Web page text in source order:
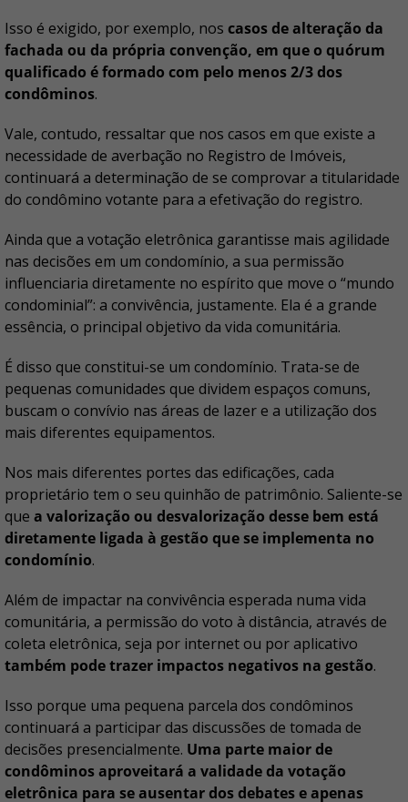
Isso é exigido, por exemplo, nos casos de alteração da
fachada ou da própria convenção, em que o quórum
qualificado é formado com pelo menos 2/3 dos
condôminos.
Vale, contudo, ressaltar que nos casos em que existe a
necessidade de averbação no Registro de Imóveis,
continuará a determinação de se comprovar a titularidade
do condômino votante para a efetivação do registro.
Ainda que a votação eletrônica garantisse mais agilidade
nas decisões em um condomínio, a sua permissão
influenciaria diretamente no espírito que move o “mundo
condominial”: a convivência, justamente. Ela é a grande
essência, o principal objetivo da vida comunitária.
É disso que constitui-se um condomínio. Trata-se de
pequenas comunidades que dividem espaços comuns,
buscam o convívio nas áreas de lazer e a utilização dos
mais diferentes equipamentos.
Nos mais diferentes portes das edificações, cada
proprietário tem o seu quinhão de patrimônio. Saliente-se
que a valorização ou desvalorização desse bem está
diretamente ligada à gestão que se implementa no
condomínio.
Além de impactar na convivência esperada numa vida
comunitária, a permissão do voto à distância, através de
coleta eletrônica, seja por internet ou por aplicativo
também pode trazer impactos negativos na gestão.
Isso porque uma pequena parcela dos condôminos
continuará a participar das discussões de tomada de
decisões presencialmente. Uma parte maior de
condôminos aproveitará a validade da votação
eletrônica para se ausentar dos debates e apenas